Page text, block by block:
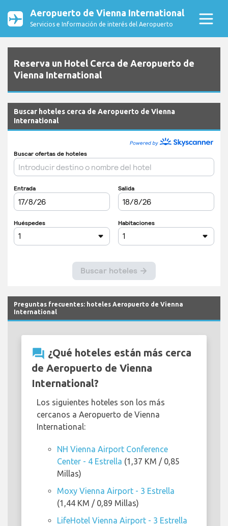
Aeropuerto de Vienna International
Servicios e Información de interés del Aeropuerto
Reserva un Hotel Cerca de Aeropuerto de
Vienna International
Buscar hoteles cerca de Aeropuerto de Vienna
International
Preguntas frecuentes: hoteles Aeropuerto de Vienna
International
question_answer ¿Qué hoteles están más cerca
de Aeropuerto de Vienna
International?
Los siguientes hoteles son los más
cercanos a Aeropuerto de Vienna
International:
NH Vienna Airport Conference
Center - 4 Estrella (1,37 KM / 0,85
Millas)
Moxy Vienna Airport - 3 Estrella
(1,44 KM / 0,89 Millas)
LifeHotel Vienna Airport - 3 Estrella